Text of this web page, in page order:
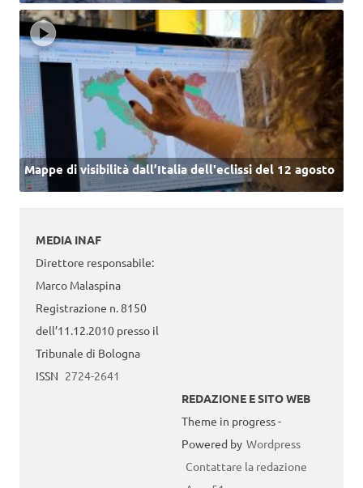
Mappe di visibilità dall’Italia dell'eclissi del 12 agosto
MEDIA INAF
Direttore responsabile:
Marco Malaspina
Registrazione n. 8150
dell’11.12.2010 presso il
Tribunale di Bologna
ISSN 2724-2641
REDAZIONE E SITO WEB
Theme in progress -
Powered by Wordpress
Contattare la redazione